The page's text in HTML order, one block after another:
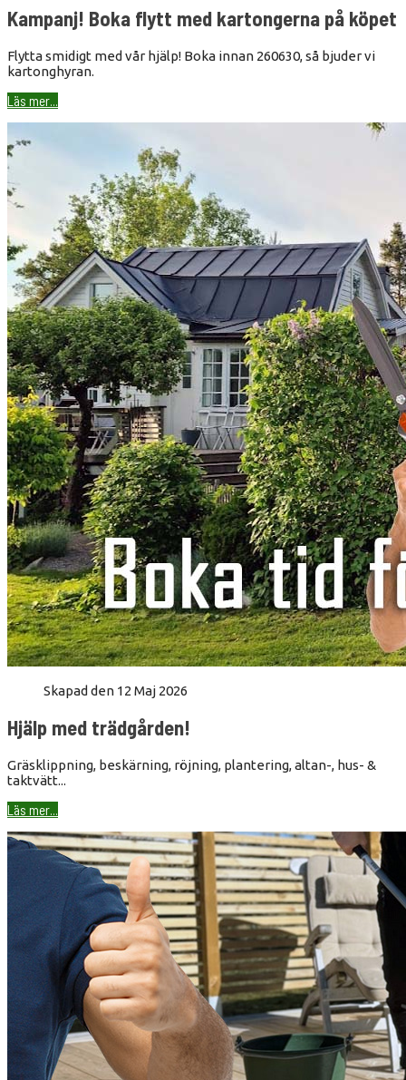
Kampanj! Boka flytt med kartongerna på köpet
Flytta smidigt med vår hjälp! Boka innan 260630, så bjuder vi
kartonghyran.
Läs mer...
Skapad den 12 Maj 2026
Hjälp med trädgården!
Gräsklippning, beskärning, röjning, plantering, altan-, hus- &
taktvätt...
Läs mer...